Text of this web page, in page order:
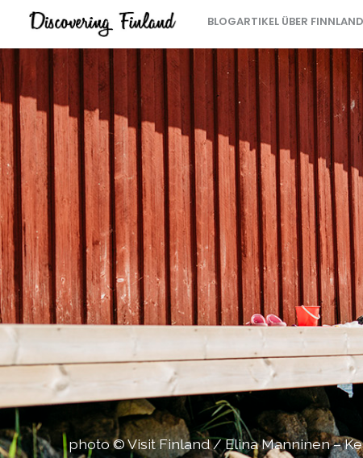
BLOGARTIKEL ÜBER FINNLAND
photo © Visit Finland / Elina Manninen –